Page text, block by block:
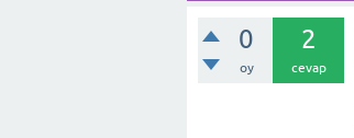
0
oy
2
cevap